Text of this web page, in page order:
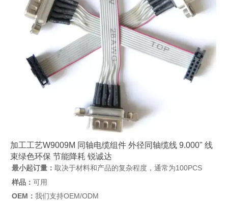
加工工艺W9009M 同轴电缆组件 外径同轴缆线 9.000" 线
束绿色环保 节能降耗 锐诚达
最小起订量： 取决于材料和产品的复杂程度，通常为100PCS
样品： 可用
OEM： 我们支持OEM/ODM